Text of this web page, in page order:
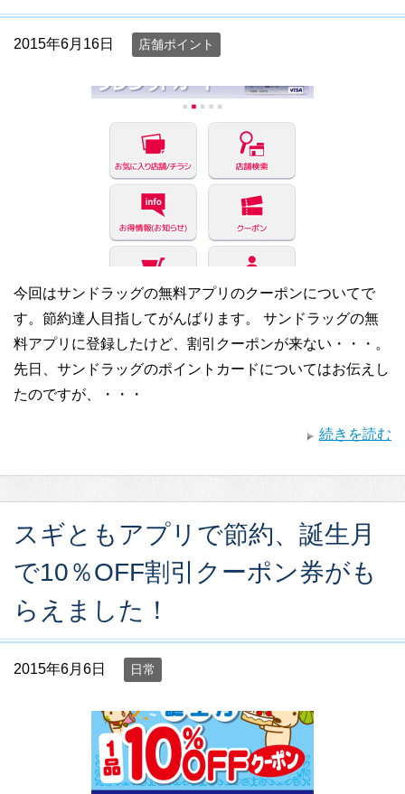
2015年6月16日 店舗ポイント
今回はサンドラッグの無料アプリのクーポンについてで
す。節約達人目指してがんばります。 サンドラッグの無
料アプリに登録したけど、割引クーポンが来ない・・・。
先日、サンドラッグのポイントカードについてはお伝えし
たのですが、・・・
続きを読む
スギともアプリで節約、誕生月
で10％OFF割引クーポン券がも
らえました！
2015年6月6日 日常